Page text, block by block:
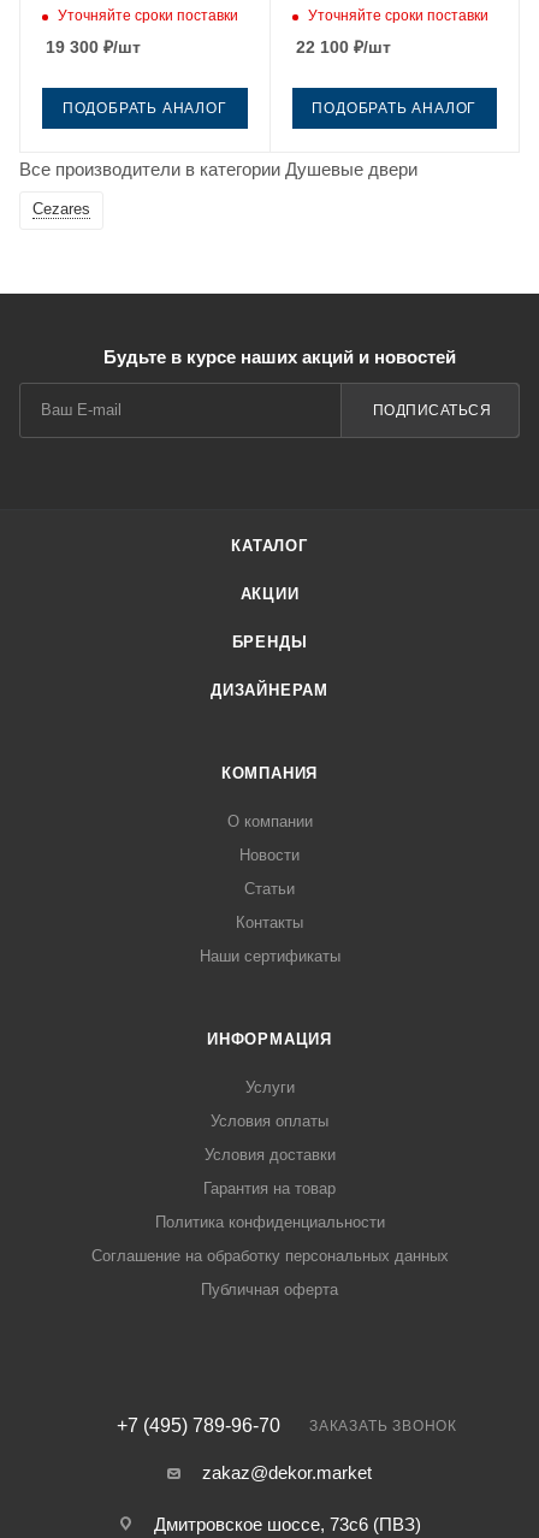
профиль черный
Уточняйте сроки поставки
19 300 ₽/шт
ПОДОБРАТЬ АНАЛОГ
профиль хром
Уточняйте сроки поставки
22 100₽/шт
ПОДОБРАТЬ АНАЛОГ
Все производители в категории Душевые двери
Cezares
Будьте в курсе наших акций и новостей
ПОДПИСАТЬСЯ
КАТАЛОГ
АКЦИИ
БРЕНДЫ
ДИЗАЙНЕРАМ
КОМПАНИЯ
О компании
Новости
Статьи
Контакты
Наши сертификаты
ИНФОРМАЦИЯ
Услуги
Условия оплаты
Условия доставки
Гарантия на товар
Политика конфиденциальности
Соглашение на обработку персональных данных
Публичная оферта
+7 (495) 789-96-70 ЗАКАЗАТЬ ЗВОНОК
zakaz@dekor.market
Дмитровское шоссе, 73с6 (ПВЗ)